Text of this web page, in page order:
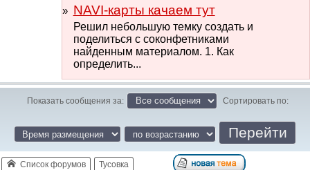
NAVI-карты качаем тут
Решил небольшую темку создать и
поделиться с соконфетниками
найденным материалом. 1. Как
определить...
Показать сообщения за: Сортировать по:
Список форумов Тусовка